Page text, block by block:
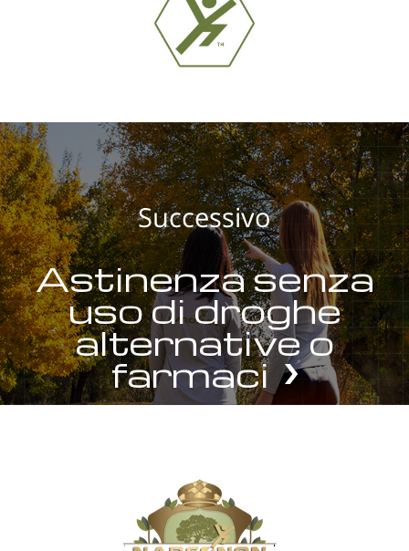
Successivo
Astinenza senza
uso di droghe
alternative o
farmaci